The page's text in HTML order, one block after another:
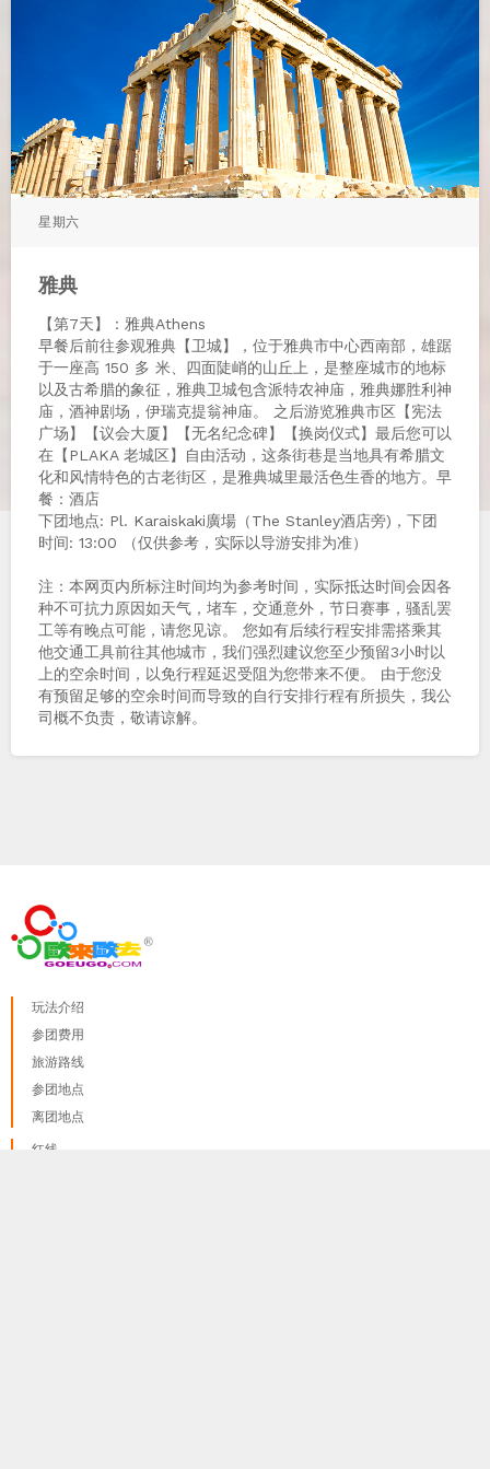
星期六
雅典
【第7天】：雅典Athens
早餐后前往参观雅典【卫城】，位于雅典市中心西南部，雄踞
于一座高 150 多 米、四面陡峭的山丘上，是整座城市的地标
以及古希腊的象征，雅典卫城包含派特农神庙，雅典娜胜利神
庙，酒神剧场，伊瑞克提翁神庙。 之后游览雅典市区【宪法
广场】【议会大厦】【无名纪念碑】【换岗仪式】最后您可以
在【PLAKA 老城区】自由活动，这条街巷是当地具有希腊文
化和风情特色的古老街区，是雅典城里最活色生香的地方。早
餐：酒店
下团地点: Pl. Karaiskaki廣場（The Stanley酒店旁)，下团
时间: 13:00 （仅供参考，实际以导游安排为准）
注：本网页内所标注时间均为参考时间，实际抵达时间会因各
种不可抗力原因如天气，堵车，交通意外，节日赛事，骚乱罢
工等有晚点可能，请您见谅。 您如有后续行程安排需搭乘其
他交通工具前往其他城市，我们强烈建议您至少预留3小时以
上的空余时间，以免行程延迟受阻为您带来不便。 由于您没
有预留足够的空余时间而导致的自行安排行程有所损失，我公
司概不负责，敬请谅解。
玩法介绍
参团费用
旅游路线
参团地点
离团地点
红线